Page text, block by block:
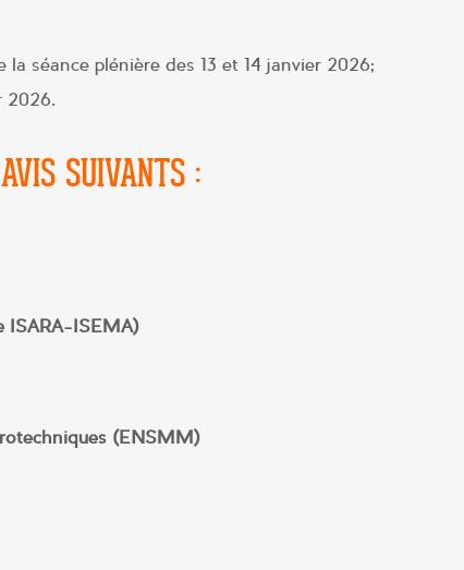
séance plénière des 13 et 14 janvier 2026;
2026.
SUIVANTS :
ISARA-ISEMA)
(ENSMM)